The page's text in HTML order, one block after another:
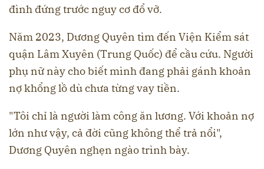
đình đứng trước nguy cơ đổ vỡ.
Năm 2023, Dương Quyên tìm đến Viện Kiểm sát
quận Lâm Xuyên (Trung Quốc) để cầu cứu. Người
phụ nữ này cho biết mình đang phải gánh khoản
nợ khổng lồ dù chưa từng vay tiền.
"Tôi chỉ là người làm công ăn lương. Với khoản nợ
lớn như vậy, cả đời cũng không thể trả nổi",
Dương Quyên nghẹn ngào trình bày.